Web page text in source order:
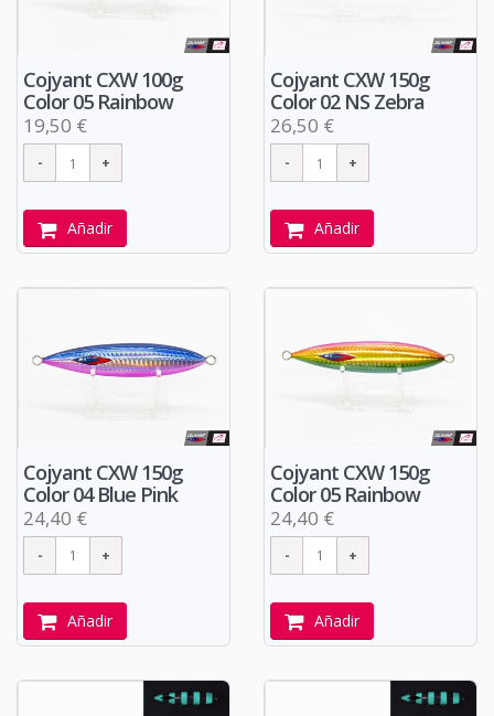
Cojyant CXW 100g
Color 05 Rainbow
19,50 €
Añadir
Cojyant CXW 150g
Color 02 NS Zebra
26,50 €
Añadir
Cojyant CXW 150g
Color 04 Blue Pink
24,40 €
Añadir
Cojyant CXW 150g
Color 05 Rainbow
24,40 €
Añadir